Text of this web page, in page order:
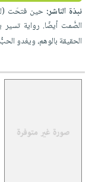
نبذة الناشر: حين فتحَت
الصَّمت أيضًا. رواية
الحقيقة بالوهم، ويغدو